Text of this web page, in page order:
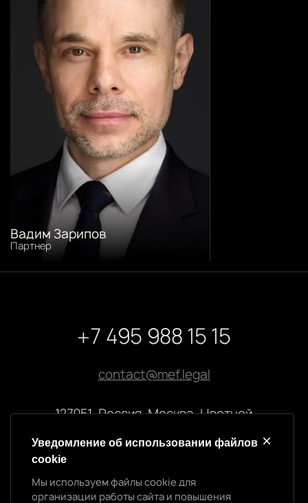
Вадим Зарипов
Партнер
+7 495 988 15 15
contact@mef.legal
127051, Россия, Москва, Цветной
Реквизиты компании
ООО “МЭФ ЛИГАЛ”
Уведомление об использовании файлов
cookie
Мы используем файлы cookie для
организации работы сайта и повышения